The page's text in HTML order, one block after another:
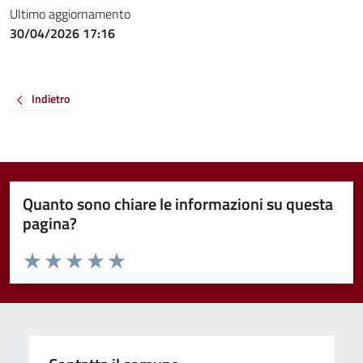
Ultimo aggiornamento
30/04/2026 17:16
Indietro
Quanto sono chiare le informazioni su questa
pagina?
Valuta da 1 a 5 stelle la pagina
Valuta 5 stelle su 5
Valuta 4 stelle su 5
Valuta 3 stelle su 5
Valuta 2 stelle su 5
Valuta 1 stelle su 5